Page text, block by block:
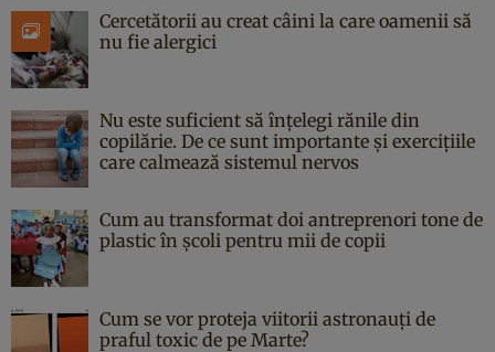
Cercetătorii au creat câini la care oamenii să
nu fie alergici
Nu este suficient să înțelegi rănile din
copilărie. De ce sunt importante și exercițiile
care calmează sistemul nervos
Cum au transformat doi antreprenori tone de
plastic în școli pentru mii de copii
Cum se vor proteja viitorii astronauți de
praful toxic de pe Marte?